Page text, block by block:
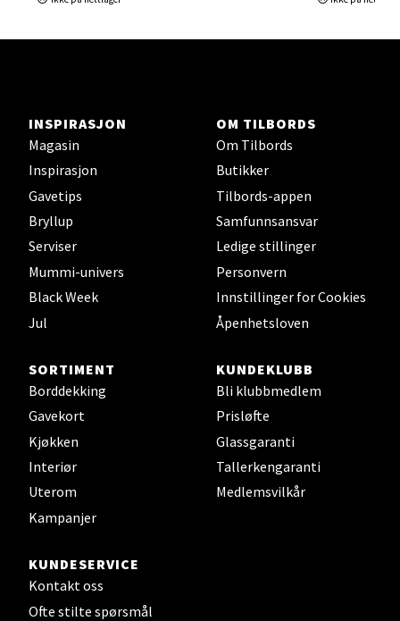
INSPIRASJON
Magasin
Inspirasjon
Gavetips
Bryllup
Serviser
Mummi-univers
Black Week
Jul
OM TILBORDS
Om Tilbords
Butikker
Tilbords-appen
Samfunnsansvar
Ledige stillinger
Personvern
Innstillinger for Cookies
Åpenhetsloven
SORTIMENT
Borddekking
Gavekort
Kjøkken
Interiør
Uterom
Kampanjer
KUNDEKLUBB
Bli klubbmedlem
Prisløfte
Glassgaranti
Tallerkengaranti
Medlemsvilkår
KUNDESERVICE
Kontakt oss
Ofte stilte spørsmål
Åpent i dag 10-21
0 i butikk
Sortland - Sortland Storsenter
Strangata 26, 8400 Sortland
0 i butikk
Steinkjer - Thon Senter Steinkjer
Åpent i dag 10-20